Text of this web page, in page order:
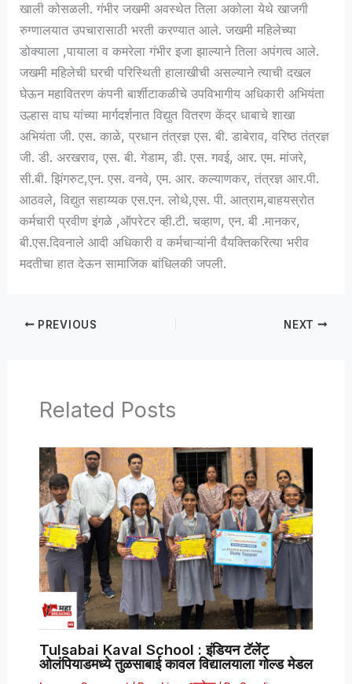
खाली कोसळली. गंभीर जखमी अवस्थेत तिला अकोला येथे खाजगी
रुग्णालयात उपचारासाठी भरती करण्यात आले. जखमी महिलेच्या
डोक्याला ,पायाला व कमरेला गंभीर इजा झाल्याने तिला अपंगत्व आले.
जखमी महिलेची घरची परिस्थिती हालाखीची असल्याने त्याची दखल
घेऊन महावितरण कंपनी बार्शीटाकळीचे उपविभागीय अधिकारी अभियंता
उल्हास वाघ यांच्या मार्गदर्शनात विद्युत वितरण केंद्र धाबाचे शाखा
अभियंता जी. एस. काळे, प्रधान तंत्रज्ञ एस. बी. डाबेराव, वरिष्ठ तंत्रज्ञ
जी. डी. अरखराव, एस. बी. गेडाम, डी. एस. गवई, आर. एम. मांजरे,
सी.बी. झिंगरुट,एन. एस. वनवे, एम. आर. कल्याणकर, तंत्रज्ञ आर.पी.
आठवले, विद्युत सहाय्यक एस.एन. लोथे,एस. पी. आत्राम,बाहयस्रोत
कर्मचारी प्रवीण इंगळे ,ऑपरेटर व्ही.टी. चव्हाण, एन. बी .मानकर,
बी.एस.दिवनाले आदी अधिकारी व कर्मचाऱ्यांनी वैयक्तिकरित्या भरीव
मदतीचा हात देऊन सामाजिक बांधिलकी जपली.
PREVIOUS NEXT
Related Posts
Tulsabai Kaval School : इंडियन टॅलेंट
ओलंपियाडमध्ये तुळसाबाई कावल विद्यालयाला गोल्ड मेडल